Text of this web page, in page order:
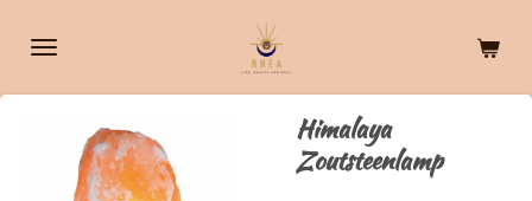
direct
hoofdinhoud
Himalaya
Zoutsteenlamp